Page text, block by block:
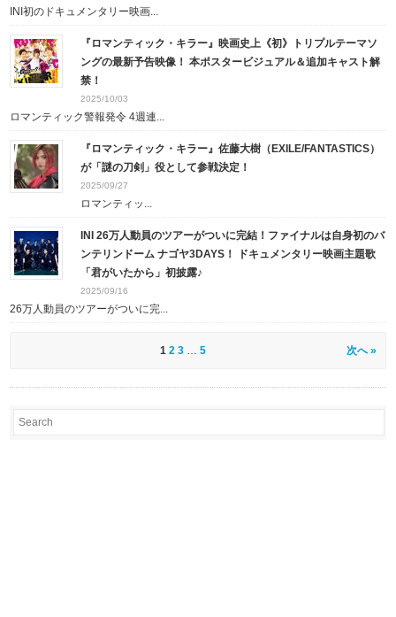
INI初のドキュメンタリー映画...
『ロマンティック・キラー』映画史上《初》トリプルテーマソ
ングの最新予告映像！ 本ポスタービジュアル＆追加キャスト解
禁！
2025/10/03
ロマンティック警報発令 4週連...
『ロマンティック・キラー』佐藤大樹（EXILE/FANTASTICS）
が「謎の刀剣」役として参戦決定！
2025/09/27
ロマンティッ...
INI 26万人動員のツアーがついに完結！ファイナルは自身初のバ
ンテリンドーム ナゴヤ3DAYS！ ドキュメンタリー映画主題歌
「君がいたから」初披露♪
2025/09/16
26万人動員のツアーがついに完...
1 2 3 … 5 次へ »